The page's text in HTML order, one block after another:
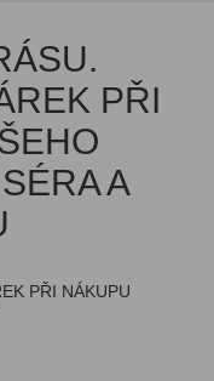
PŘI
A